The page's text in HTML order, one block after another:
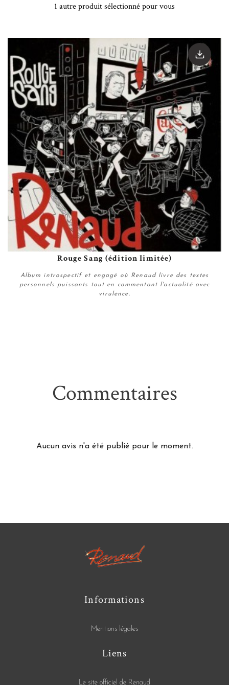
1 autre produit sélectionné pour vous
Rouge Sang (édition limitée)
Album introspectif et engagé où Renaud livre des textes
personnels puissants tout en commentant l'actualité avec
virulence.
Commentaires
Aucun avis n'a été publié pour le moment.
Informations
Mentions légales
Liens
Le site officiel de Renaud